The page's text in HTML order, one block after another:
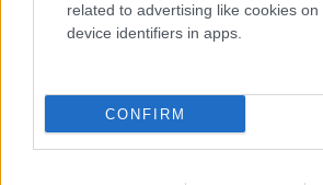
related to advertising like cookies on
device identifiers in apps.
CONFIRM
«Μετά την ομιλία του προέδρου,
δημοψηφίσματος. Είπαμε πως δεν
αναιρεθεί η ίδια η κεντρική